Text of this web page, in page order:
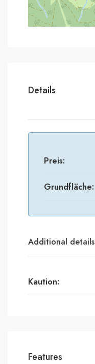
Details
Preis:
Grundfläche:
Additional details
Kaution:
Features